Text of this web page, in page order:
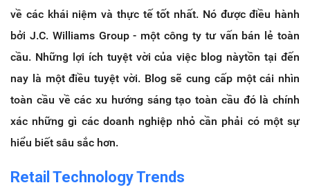
về các khái niệm và thực tế tốt nhất. Nó được điều hành
bởi J.C. Williams Group - một công ty tư vấn bán lẻ toàn
cầu. Những lợi ích tuyệt vời của việc blog nàytồn tại đến
nay là một điều tuyệt vời. Blog sẽ cung cấp một cái nhìn
toàn cầu về các xu hướng sáng tạo toàn cầu đó là chính
xác những gì các doanh nghiệp nhỏ cần phải có một sự
hiểu biết sâu sắc hơn.
Retail Technology Trends